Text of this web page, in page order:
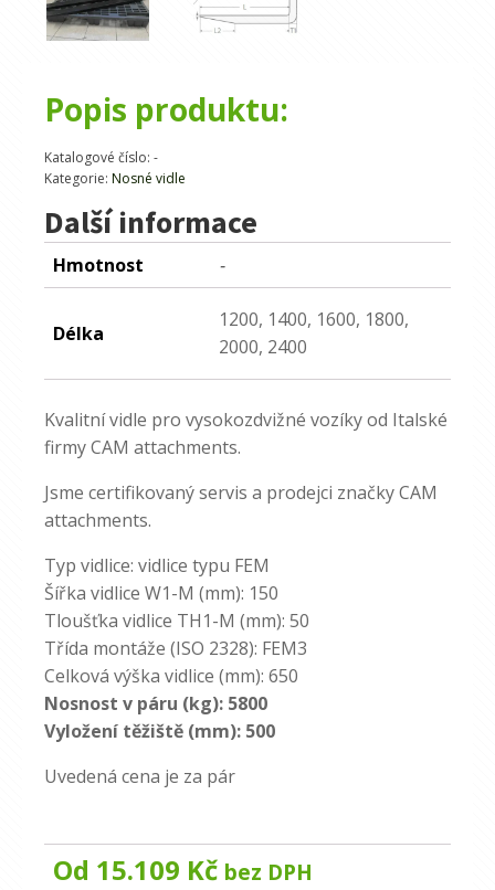
Popis produktu:
Katalogové číslo: -
Kategorie: Nosné vidle
Další informace
Hmotnost -
Délka
1200, 1400, 1600, 1800,
2000, 2400
Kvalitní vidle pro vysokozdvižné vozíky od Italské
firmy CAM attachments.
Jsme certifikovaný servis a prodejci značky CAM
attachments.
Typ vidlice: vidlice typu FEM
Šířka vidlice W1-M (mm): 150
Tloušťka vidlice TH1-M (mm): 50
Třída montáže (ISO 2328): FEM3
Celková výška vidlice (mm): 650
Nosnost v páru (kg): 5800
Vyložení těžiště (mm): 500
Uvedená cena je za pár
Od 15.109 Kč bez DPH